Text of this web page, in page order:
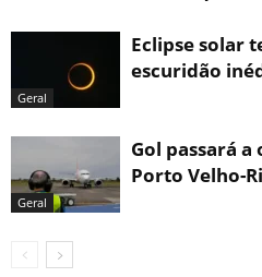
Geral
Eclipse solar
escuridão
Geral
Gol passará
Porto Velho-